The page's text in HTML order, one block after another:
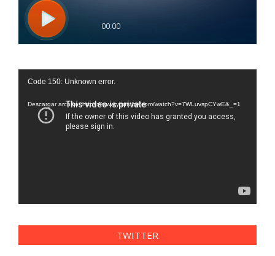
Reproductor
vídeo
Code 150: Unknown error.
Descargar archivo: https://www.youtube.com/watch?v=7WLuvspCYwE&_=1
TWITTER